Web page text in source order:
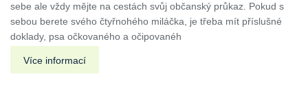
sebe ale vždy mějte na cestách svůj občanský průkaz. Pokud s
sebou berete svého čtyřnohého miláčka, je třeba mít příslušné
doklady, psa očkovaného a očipovanéh
Více informací